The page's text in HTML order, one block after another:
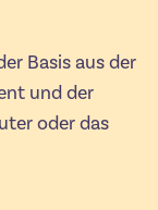
Basis aus der
und der
oder das